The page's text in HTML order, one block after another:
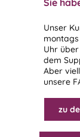
Sie
Unser
montags
Uhr
dem
Aber
unsere
zu